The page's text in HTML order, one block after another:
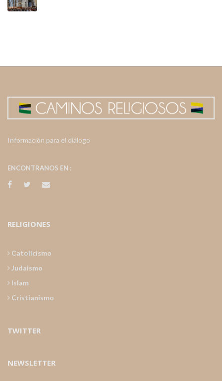
Información para el diálogo
ENCONTRANOS EN :
RELIGIONES
Catolicismo
Judaismo
Islam
Cristianismo
TWITTER
NEWSLETTER